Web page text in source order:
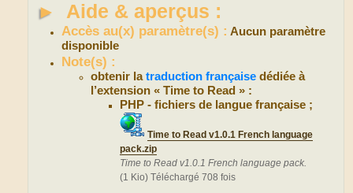
► Aide & aperçus :
Accès au(x) paramètre(s) : Aucun paramètre
disponible
Note(s) :
obtenir latraduction française dédiée à
l’extension « Time to Read » :
PHP - fichiers de langue française ;
Time to Read v1.0.1 French language
pack.zip
Time to Read v1.0.1 French language pack.
(1 Kio) Téléchargé 708 fois